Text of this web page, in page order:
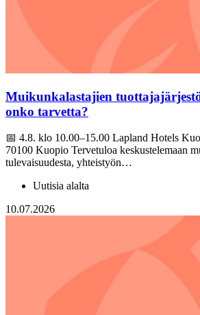
Muikunkalastajien
onko tarvetta?
📅 4.8. klo 10.00–15.00 Lapland Hotels
70100 Kuopio Tervetuloa keskustelemaan
tulevaisuudesta, yhteistyön…
Uutisia alalta
10.07.2026